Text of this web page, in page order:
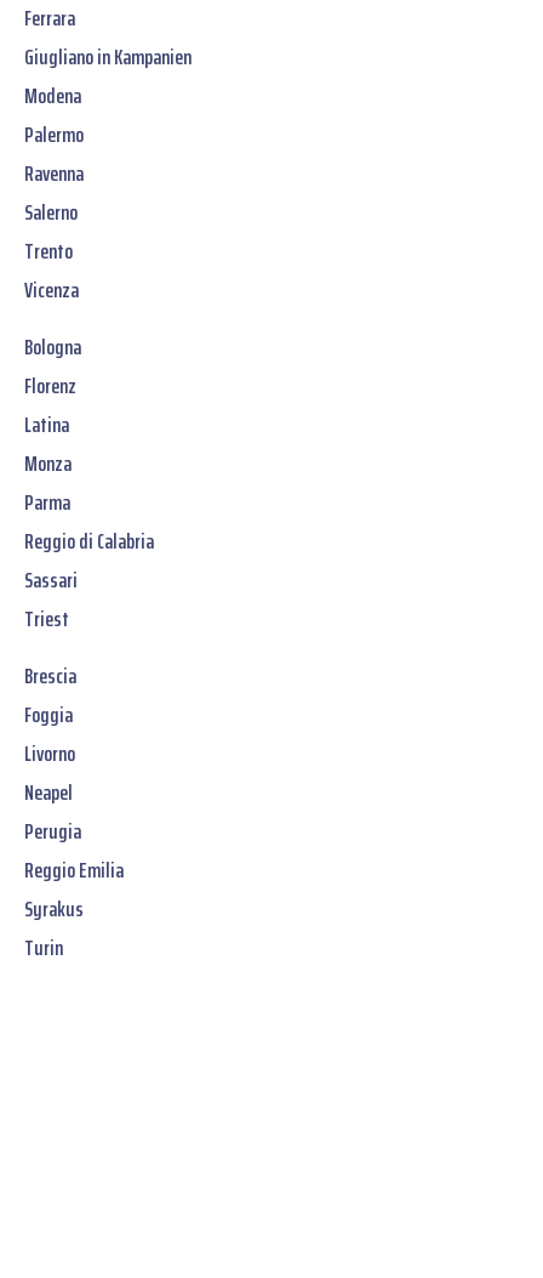
Ferrara
Giugliano in Kampanien
Modena
Palermo
Ravenna
Salerno
Trento
Vicenza
Bologna
Florenz
Latina
Monza
Parma
Reggio di Calabria
Sassari
Triest
Brescia
Foggia
Livorno
Neapel
Perugia
Reggio Emilia
Syrakus
Turin